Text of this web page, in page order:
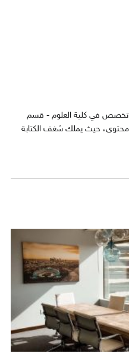
يبلغ من العمر 26 عاماً، تخصص في كلية العلوم - قسم
محتوى، حيث يملك شغف الكتابة